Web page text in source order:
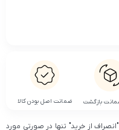
ضمانت اصل بودن کالا
از خرید" تنها در صورتی مورد